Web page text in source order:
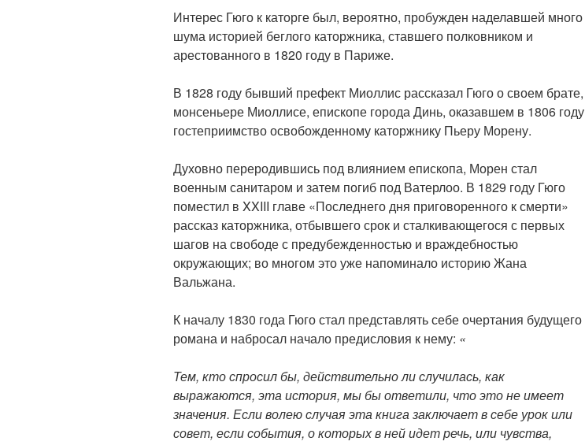
Интерес Гюго к каторге был, вероятно, пробужден наделавшей много
шума историей беглого каторжника, ставшего полковником и
арестованного в 1820 году в Париже.
В 1828 году бывший префект Миоллис рассказал Гюго о своем брате,
монсеньере Миоллисе, епископе города Динь, оказавшем в 1806 году
гостеприимство освобожденному каторжнику Пьеру Морену.
Духовно переродившись под влиянием епископа, Морен стал
военным санитаром и затем погиб под Ватерлоо. В 1829 году Гюго
поместил в XXIII главе «Последнего дня приговоренного к смерти»
рассказ каторжника, отбывшего срок и сталкивающегося с первых
шагов на свободе с предубежденностью и враждебностью
окружающих; во многом это уже напоминало историю Жана
Вальжана.
К началу 1830 года Гюго стал представлять себе очертания будущего
романа и набросал начало предисловия к нему: «
Тем, кто спросил бы, действительно ли случилась, как
выражаются, эта история, мы бы ответили, что это не имеет
значения. Если волею случая эта книга заключает в себе урок или
совет, если события, о которых в ней идет речь, или чувства,